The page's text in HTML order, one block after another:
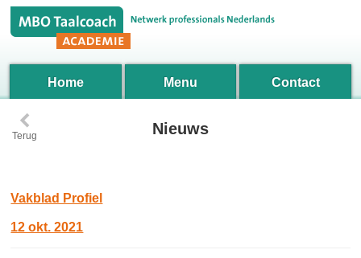
Home Menu Contact
‹
Terug Nieuws
Vakblad Profiel
12 okt. 2021